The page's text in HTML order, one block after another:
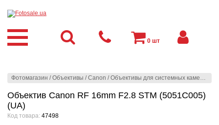
Фотомагазин /Объективы /Canon /Объективы для системных камер /
Объектив Canon RF 16mm F2.8 STM (5051C005)
(UA)
Код товара: 47498
0 шт